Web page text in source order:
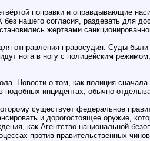
поправки и оправдывающие
нашего согласия, раздевать для
жертвами
отправления правосудия. Суды
нога в ногу с полицейским
Новости о том, как полиция
инцидентах, обычно
существует федеральное
и дорогостоящее оружие,
как Агентство национальной
против правительственных